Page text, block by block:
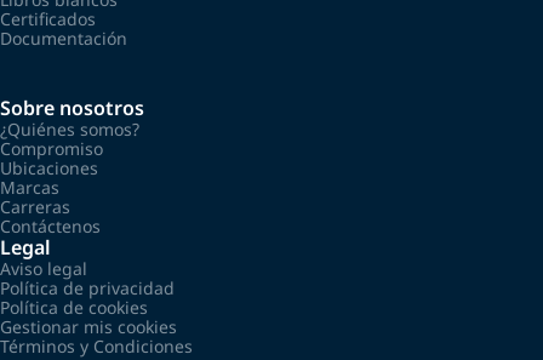
Certificados
Documentación
Sobre nosotros
¿Quiénes somos?
Compromiso
Ubicaciones
Marcas
Carreras
Contáctenos
Legal
Aviso legal
Política de privacidad
Política de cookies
Gestionar mis cookies
Términos y Condiciones